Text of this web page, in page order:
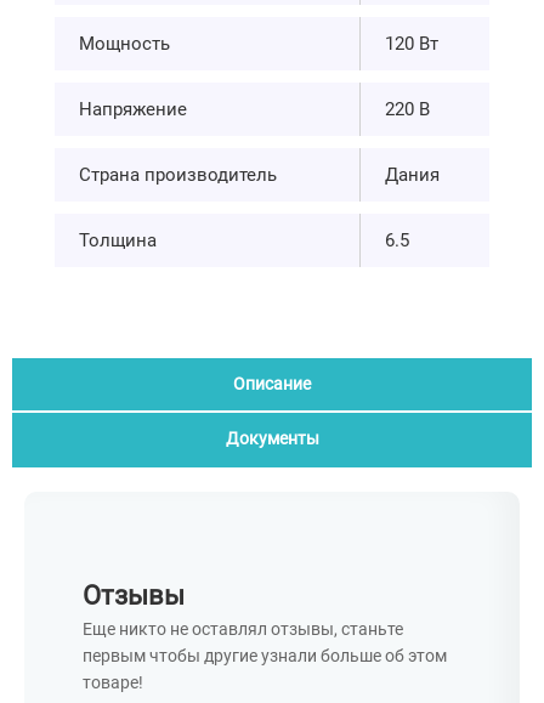
Мощность 120 Вт
Напряжение 220 В
Страна производитель Дания
Толщина 6.5
Описание
Документы
Отзывы
Еще никто не оставлял отзывы, станьте
первым чтобы другие узнали больше об этом
товаре!